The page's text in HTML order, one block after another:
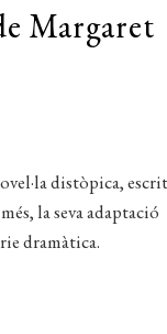
Margaret
distòpica,
la seva adaptació
dramàtica.